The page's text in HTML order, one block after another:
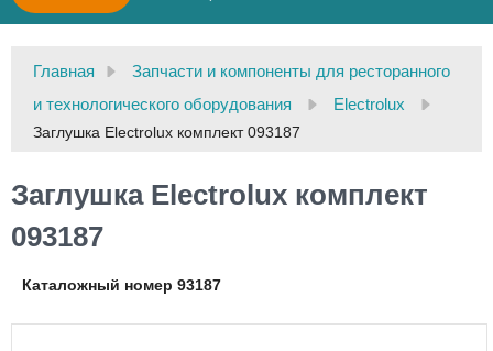
Главная
Запчасти и компоненты для ресторанного
и технологического оборудования
Electrolux
Заглушка Electrolux комплект 093187
Заглушка Electrolux комплект
093187
Каталожный номер 93187